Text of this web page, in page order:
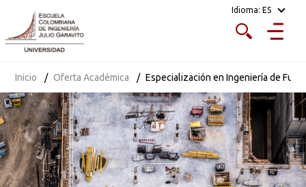
Idioma: ES
Inicio Oferta Académica Especialización en Ingeniería de